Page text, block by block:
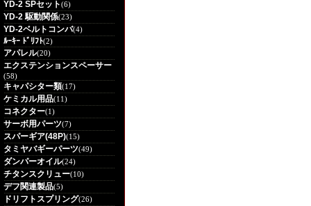
YD-2 SPセット(6)
YD-2 駆動関係(23)
YD-2ベルトコンバ(4)
ﾙｰｷｰ ﾄﾞﾘﾌﾄ(2)
アパレル(20)
エクステンションスペーサー
(58)
キャパシター類(17)
ケミカル用品(11)
コネクター(1)
サーボ用パーツ(7)
スパーギア(48P)(15)
タミヤバギーパーツ(49)
ダンパーオイル(24)
チタンスクリュー(10)
デフ関連製品(5)
ドリフトスプリング(26)